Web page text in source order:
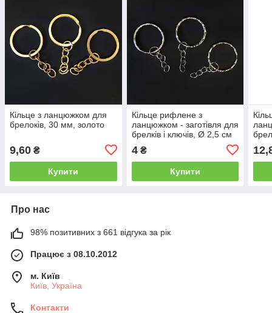
Кільце з ланцюжком для
брелоків, 30 мм, золото
9,60 ₴
Купити
Кільце рифлене з
ланцюжком - заготівля для
брелків і ключів, Ø 2,5 см
4₴
Купити
Про нас
98% позитивних з 661 відгука за рік
Працює з 08.10.2012
м. Київ
Київ, Україна
Контакти